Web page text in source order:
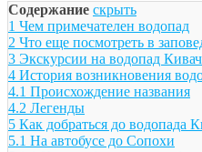
Содержание скрыть
1 Чем примечателен водопад
2 Что еще посмотреть в
3 Экскурсии на водопад Кивач
4 История возникновения
4.1 Происхождение названия
4.2 Легенды
5 Как добраться до водопада
5.1 На автобусе до Сопохи